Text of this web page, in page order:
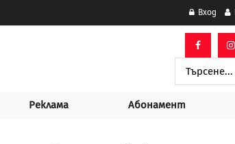
Вход
Реклама Абонамент